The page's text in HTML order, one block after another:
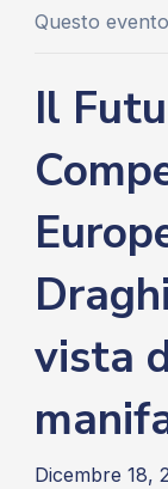
Questo
Il
vista
Dicembre 18,